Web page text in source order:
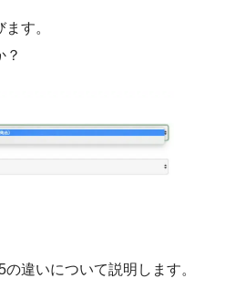
す。
？
違いについて説明します。